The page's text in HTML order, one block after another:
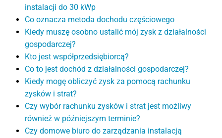
instalacji do 30 kWp
Co oznacza metoda dochodu częściowego
Kiedy muszę osobno ustalić mój zysk z działalności
gospodarczej?
Kto jest współprzedsiębiorcą?
Co to jest dochód z działalności gospodarczej?
Kiedy mogę obliczyć zysk za pomocą rachunku
zysków i strat?
Czy wybór rachunku zysków i strat jest możliwy
również w późniejszym terminie?
Czy domowe biuro do zarządzania instalacją